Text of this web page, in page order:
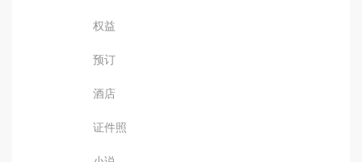
权益
预订
酒店
证件照